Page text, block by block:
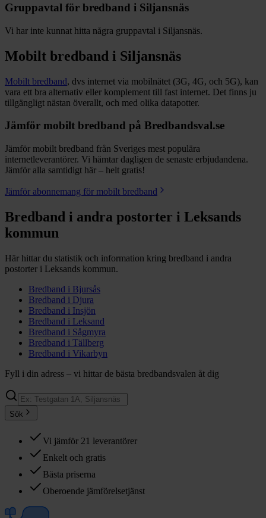
Gruppavtal för bredband i Siljansnäs
Vi har inte kunnat hitta några gruppavtal i Siljansnäs.
Mobilt bredband i Siljansnäs
Mobilt bredband, dvs internet via mobilnätet (3G, 4G, och 5G), kan
vara ett bra alternativ eller komplement till fast internet. Det finns ju
tillgängligt nästan överallt, och med olika datapotter.
Jämför mobilt bredband på Bredbandsval.se
Jämför mobilt bredband från Sveriges mest populära
internetleverantörer. Vi hämtar dagligen de senaste erbjudandena.
Jämför alla samtidigt här – helt gratis!
Jämför abonnemang för mobilt bredband
Bredband i andra postorter i Leksands
kommun
Här hittar du statistik och information kring bredband i andra
postorter i Leksands kommun.
Bredband i Bjursås
Bredband i Djura
Bredband i Insjön
Bredband i Leksand
Bredband i Sågmyra
Bredband i Tällberg
Bredband i Vikarbyn
Fyll i din adress – vi hittar de bästa bredbandsvalen åt dig
Sök
Vi jämför 21 leverantörer
Enkelt och gratis
Bästa priserna
Oberoende jämförelsetjänst